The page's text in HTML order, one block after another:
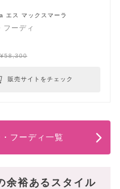
エス マックスマーラ
フーディ
¥58,300
販売サイトをチェック
フーディ一覧
余裕あるスタイル